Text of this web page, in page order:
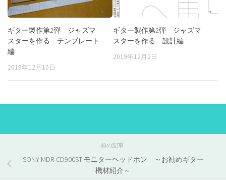
ギター製作第2弾 ジャズマ
スターを作る テンプレート
編
2019年12月10日
ギター製作第2弾 ジャズマ
スターを作る 設計編
2019年12月2日
前の記事
SONY MDR-CD900ST モニターヘッドホン ～お勧めギター
機材紹介～